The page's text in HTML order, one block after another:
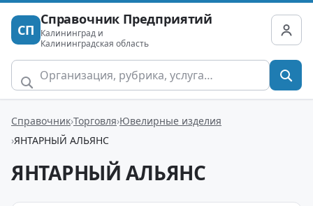
СП
Справочник Предприятий
Калининград и
Калининградская область
Справочник Торговля Ювелирные изделия
ЯНТАРНЫЙ АЛЬЯНС
ЯНТАРНЫЙ АЛЬЯНС